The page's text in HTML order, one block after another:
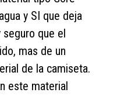
y SI que deja
que el
mas de un
de la camiseta.
este material